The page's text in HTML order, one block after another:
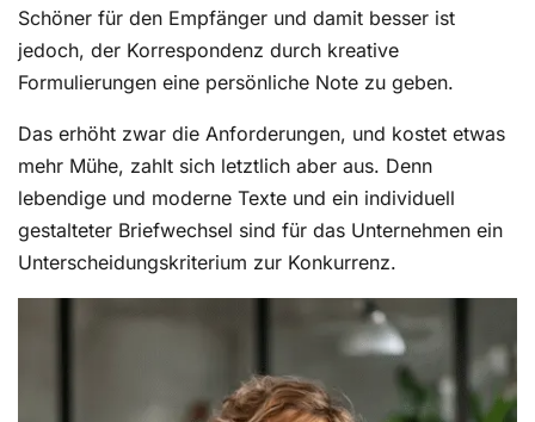
Schöner für den Empfänger und damit besser ist
jedoch, der Korrespondenz durch kreative
Formulierungen eine persönliche Note zu geben.
Das erhöht zwar die Anforderungen, und kostet etwas
mehr Mühe, zahlt sich letztlich aber aus. Denn
lebendige und moderne Texte und ein individuell
gestalteter Briefwechsel sind für das Unternehmen ein
Unterscheidungskriterium zur Konkurrenz.